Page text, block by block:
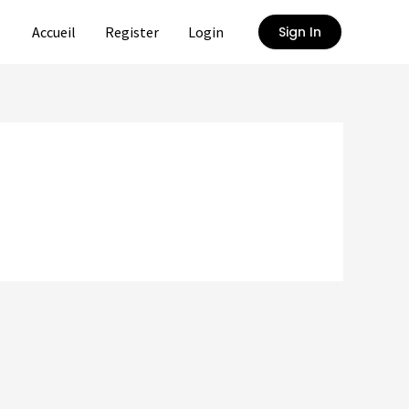
Accueil Register Login Sign In